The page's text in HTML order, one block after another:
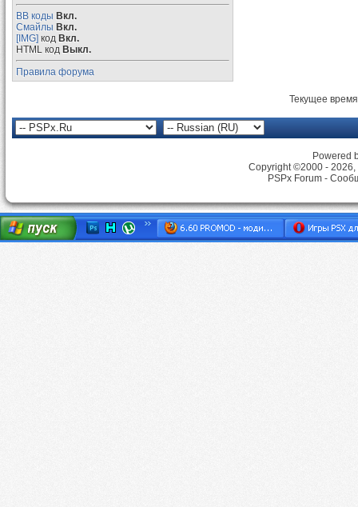
BB коды Вкл.
Смайлы Вкл.
[IMG] код Вкл.
HTML код Выкл.
Правила форума
Текущее
Powered
Copyright ©2000 -
PSPx Forum -